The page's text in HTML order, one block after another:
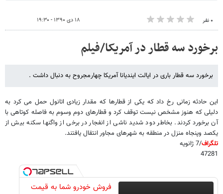
۰ نفر ۱۸ دی ۱۳۹۰ - ۱۹:۳۰
برخورد سه قطار در آمریکا/فیلم
برخورد سه قطار باری در ایالت ایندیانا آمریکا چهارمجروح به دنبال داشت .
این حادثه زمانی رخ داد که یکی از قطارها که مقدار زیادی اتانول حمل می کرد به
دلیلی که هنوز مشخص نیست توقف کرد و قطارهای دوم وسوم به فاصله کوتاهی با
آن برخورد کردند. بخاطر دود شدید ناشی از انفجار در برخی از واگنها سکنه بیش از
یکصد وپنجاه منزل در منطقه به شهرهای مجاور انتقال یافتند.
تلگراف/7 ژانویه
47281
فروش خودرو شما به قیمت